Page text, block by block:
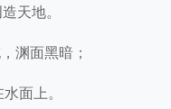
天地。
渊面黑暗；
面上。